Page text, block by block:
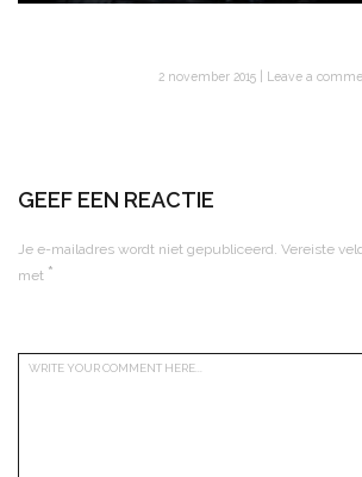
2 november 2015 Leave a
GEEF EEN REACTIE
Je e-mailadres wordt niet gepubliceerd. Vereiste
met *